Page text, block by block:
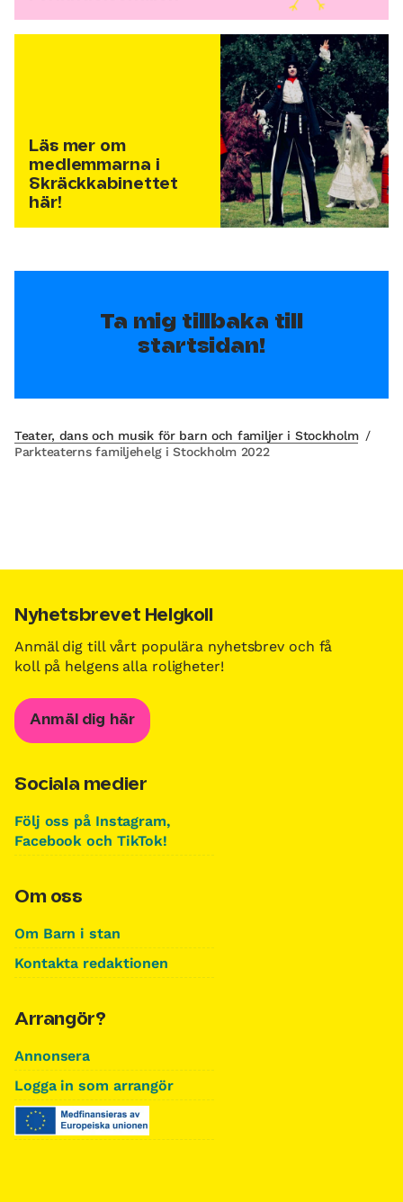
Läs mer om
medlemmarna i
Skräckkabinettet
här!
Ta mig tillbaka till
startsidan!
Teater, dans och musik för barn och familjer i Stockholm /
Parkteaterns familjehelg i Stockholm 2022
Nyhetsbrevet Helgkoll
Anmäl dig till vårt populära nyhetsbrev och få
koll på helgens alla roligheter!
Anmäl dig här
Sociala medier
Följ oss på Instagram,
Facebook och TikTok!
Om oss
Om Barn i stan
Kontakta redaktionen
Arrangör?
Annonsera
Logga in som arrangör